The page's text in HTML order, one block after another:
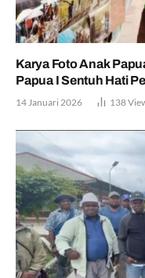
Karya Foto Anak
Papua I Sentuh Hati
14 Januari 2026 138